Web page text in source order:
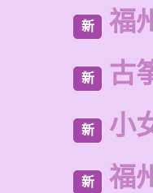
新 福
新 古
新 小
新 福